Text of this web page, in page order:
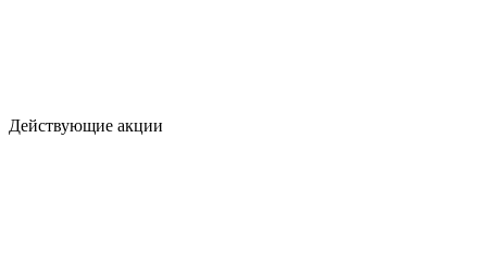
Действующие акции